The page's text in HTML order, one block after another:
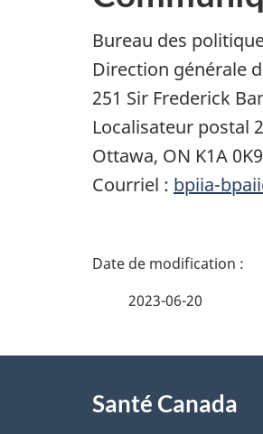
Bureau des
Direction générale
251 Sir Frederick
Localisateur postal
Ottawa, ON K1A 0K9
Courriel : bpiia-
D
a
2023-06-20
proposSanté Canada